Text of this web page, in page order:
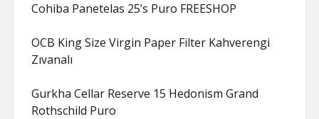
Cohiba Panetelas 25’s Puro FREESHOP
OCB King Size Virgin Paper Filter Kahverengi
Zıvanalı
Gurkha Cellar Reserve 15 Hedonism Grand
Rothschild Puro